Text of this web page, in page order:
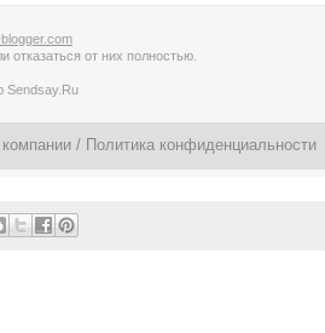
отказаться от них полностью
Sendsay.Ru
/ Политика конфиденциальности